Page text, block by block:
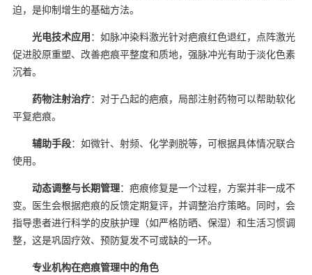
迫，是抑制增生的基础方法。
光电技术应用：如脉冲染料激光针对疤痕红色退红，点阵激光
促进胶原重塑、改善疤痕平整度和质地，强脉冲光有助于淡化色素
沉着。
药物注射治疗：对于凸起的疤痕，局部注射药物可以帮助软化
平复疤痕。
辅助手段：如微针、射频、化学剥脱等，可根据具体情况联合
使用。
动态调整与长期管理：疤痕修复是一个过程，方案并非一成不
变。医生会根据疤痕的反馈定期复评，并调整治疗策略。同时，会
指导患者进行科学的皮肤护理（如严格防晒、保湿）和生活习惯调
整，这是巩固疗效、预防复发不可或缺的一环。
专业机构在疤痕管理中的角色